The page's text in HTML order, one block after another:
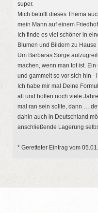
super.
Mich betrifft dieses Thema
mein Mann auf einem
Ich finde es viel schöner in
Blumen und Bildern zu Hause
Um Barbaras Sorge
machen, wenn man tot ist.
und gammelt so vor sich hin -
Ich habe mir mal Deine
alt und hoffen noch viele
mal ran sein sollte, dann …
dahin auch in Deutschland
anschließende Lagerung
* Geretteter Eintrag vom